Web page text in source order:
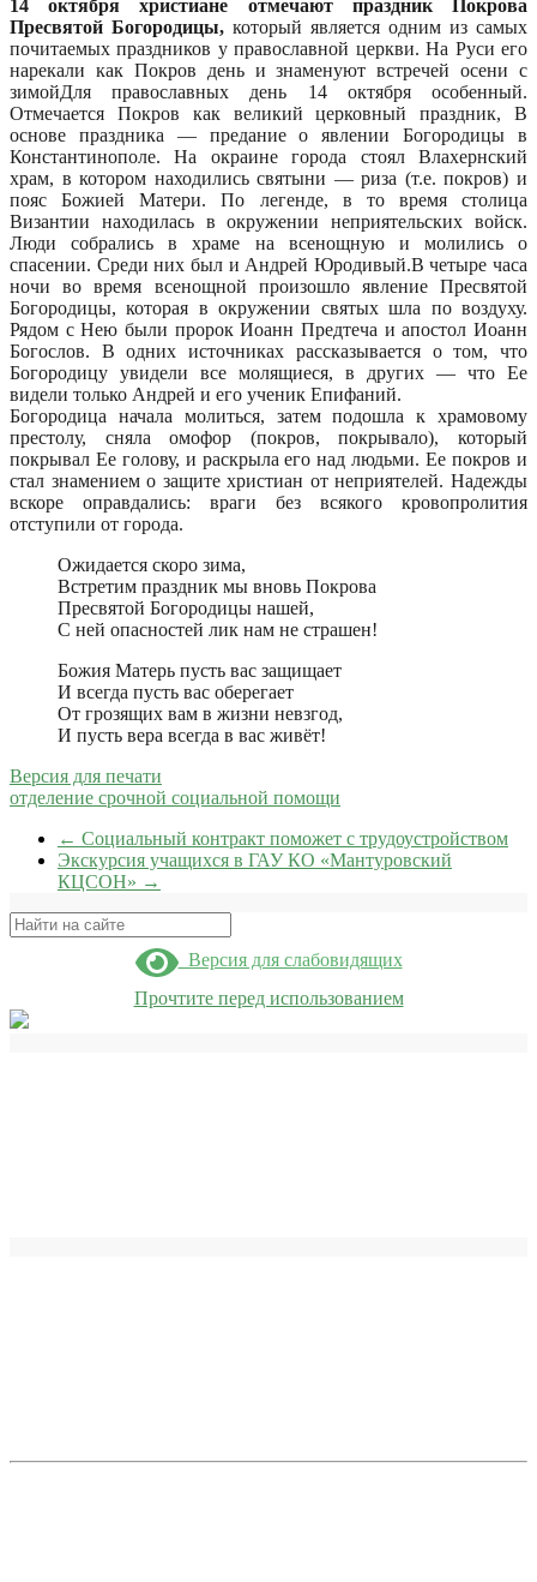
14 октября христиане отмечают праздник Покрова
Пресвятой Богородицы, который является одним из самых
почитаемых праздников у православной церкви. На Руси его
нарекали как Покров день и знаменуют встречей осени с
зимойДля православных день 14 октября особенный.
Отмечается Покров как великий церковный праздник, В
основе праздника — предание о явлении Богородицы в
Константинополе. На окраине города стоял Влахернский
храм, в котором находились святыни — риза (т.е. покров) и
пояс Божией Матери. По легенде, в то время столица
Византии находилась в окружении неприятельских войск.
Люди собрались в храме на всенощную и молились о
спасении. Среди них был и Андрей Юродивый.В четыре часа
ночи во время всенощной произошло явление Пресвятой
Богородицы, которая в окружении святых шла по воздуху.
Рядом с Нею были пророк Иоанн Предтеча и апостол Иоанн
Богослов. В одних источниках рассказывается о том, что
Богородицу увидели все молящиеся, в других — что Ее
видели только Андрей и его ученик Епифаний.
Богородица начала молиться, затем подошла к храмовому
престолу, сняла омофор (покров, покрывало), который
покрывал Ее голову, и раскрыла его над людьми. Ее покров и
стал знамением о защите христиан от неприятелей. Надежды
вскоре оправдались: враги без всякого кровопролития
отступили от города.
Ожидается скоро зима,
Встретим праздник мы вновь Покрова
Пресвятой Богородицы нашей,
С ней опасностей лик нам не страшен!
Божия Матерь пусть вас защищает
И всегда пусть вас оберегает
От грозящих вам в жизни невзгод,
И пусть вера всегда в вас живёт!
Версия для печати
отделение срочной социальной помощи
← Социальный контракт поможет с трудоустройством
Экскурсия учащихся в ГАУ КО «Мантуровский
КЦСОН» →
Поиск
Версия для слабовидящих
Прочтите перед использованием